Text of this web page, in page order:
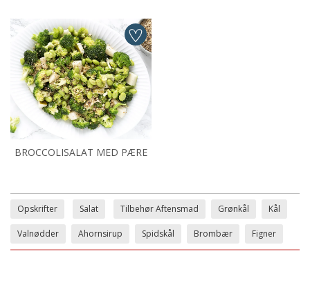
BROCCOLISALAT MED PÆRE
Opskrifter Salat Tilbehør Aftensmad Grønkål Kål
Valnødder Ahornsirup Spidskål Brombær Figner